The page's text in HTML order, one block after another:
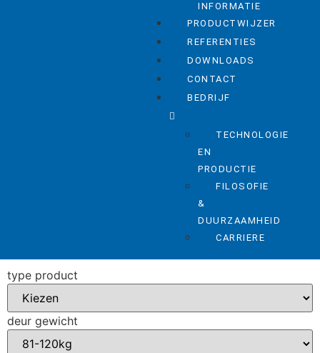
INFORMATIE
PRODUCTWIJZER
REFERENTIES
DOWNLOADS
CONTACT
BEDRIJF
TECHNOLOGIE
EN
PRODUCTIE
FILOSOFIE
&
DUURZAAMHEID
CARRIERE
type product
deur gewicht